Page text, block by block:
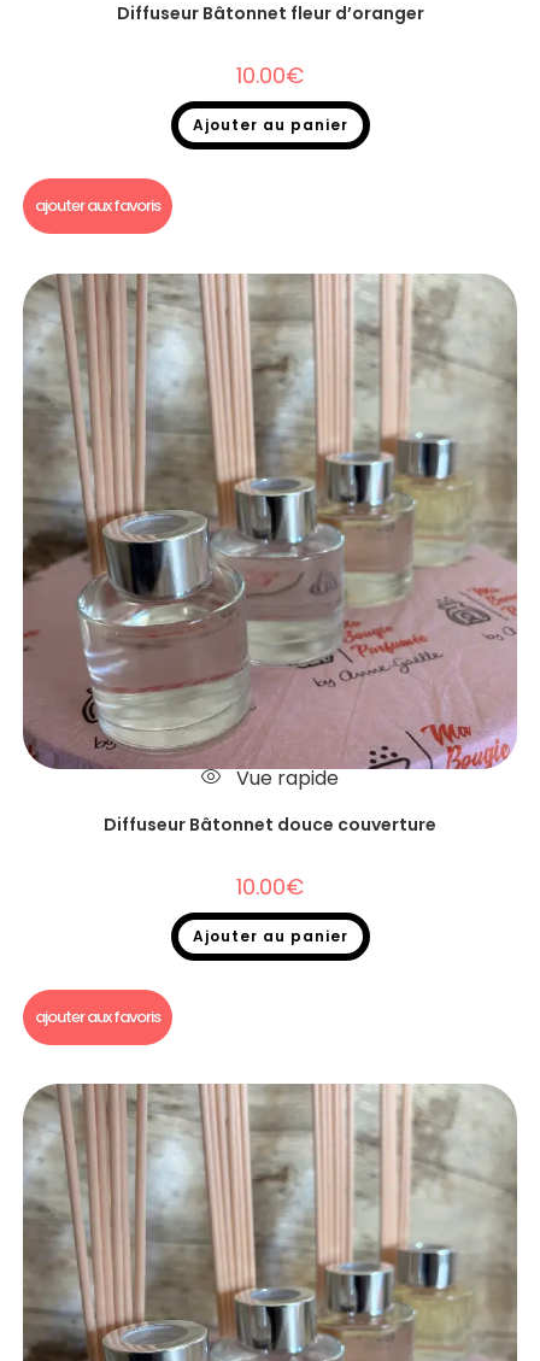
Diffuseur Bâtonnet fleur d’oranger
10.00€
Ajouter au panier
ajouter aux favoris
Vue rapide
Diffuseur Bâtonnet douce couverture
10.00€
Ajouter au panier
ajouter aux favoris